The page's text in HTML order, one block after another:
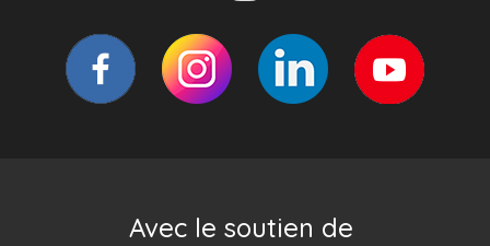
Avec le soutien de